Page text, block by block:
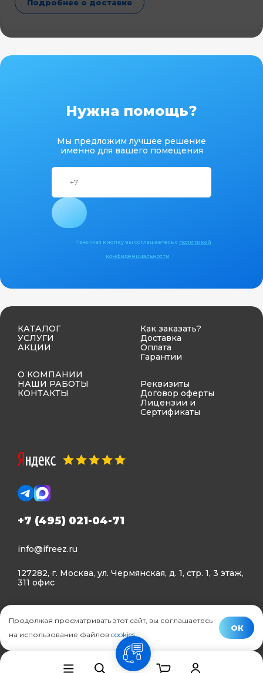
Подробнее о доставке
Нужна помощь?
Мы предложим лучшее решение
именно для вашего помещения
Нажимая кнопку вы соглашаетесь с политикой
конфиденциальности
КАТАЛОГ
УСЛУГИ
АКЦИИ
О КОМПАНИИ
НАШИ РАБОТЫ
КОНТАКТЫ
Как заказать?
Доставка
Оплата
Гарантии
Реквизиты
Договор оферты
Лицензии и
Сертификаты
+7 (495) 021-04-71
info@ifreez.ru
127282, г. Москва, ул. Чермянская, д. 1, стр. 1, 3 этаж,
311 офис
Политика конфиденциальности
© Ifreez - продажа и установка климатической техники,
связь
Продолжая просматривать этот сайт, вы соглашаетесь
на использование файлов cookies.
ОК